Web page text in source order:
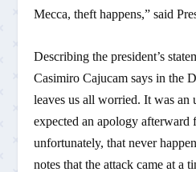
Mecca, theft happens,” said
Describing the president’s
Casimiro Cajucam says in the
leaves us all worried. It was an
expected an apology afterward
unfortunately, that never
notes that the attack came at a